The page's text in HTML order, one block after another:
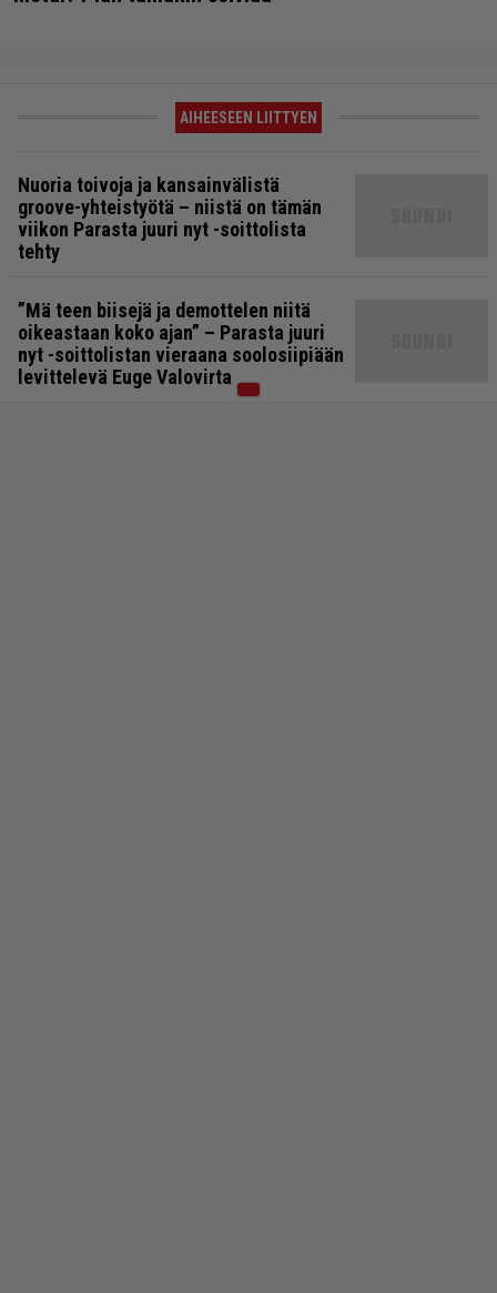
AIHEESEEN LIITTYEN
Nuoria toivoja ja kansainvälistä
groove-yhteistyötä – niistä on tämän
viikon Parasta juuri nyt -soittolista
tehty
”Mä teen biisejä ja demottelen niitä
oikeastaan koko ajan” – Parasta juuri
nyt -soittolistan vieraana soolosiipiään
levittelevä Euge Valovirta